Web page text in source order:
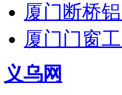
厦门断桥
厦门门窗
义乌网